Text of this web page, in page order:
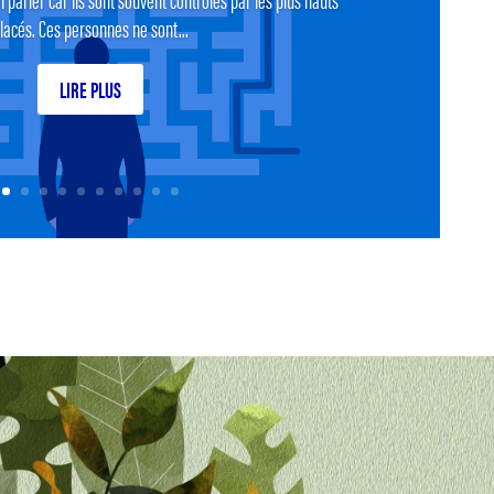
Ces personnes ne sont...
LIRE PLUS